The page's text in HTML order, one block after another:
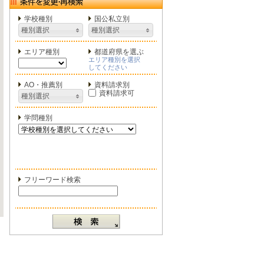
学校種別
種別選択
国公私立別
種別選択
エリア種別 都道府県を選ぶ
エリア種別を選択
してください
AO・推薦別
種別選択
資料請求別
資料請求可
学問種別
フリーワード検索